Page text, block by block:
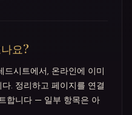
요?
시트에서, 온라인에 이미
. 정리하고 페이지를 연결
합니다 — 일부 항목은 아